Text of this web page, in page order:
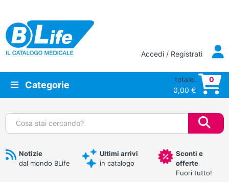
Vai al contenuto principale
Accedi / Registrati
Categorie
totale:
0,00 €
0
Cerca:
Notizie
dal mondo BLife
Ultimi arrivi
in catalogo
Sconti e
offerte
Fuori tutto!